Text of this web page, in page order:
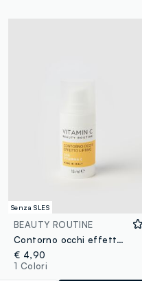
Senza SLES
BEAUTY ROUTINE
Contorno occhi effetto lifting con vitamina C BEAUTY ROUTINE
€ 4,90
1 Colori